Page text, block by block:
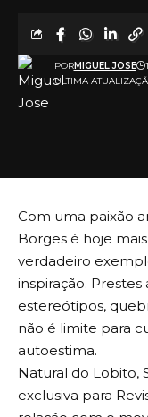
ULTIMA
PORMIGUEL JOSE
Com uma paixão
Borges é hoje
verdadeiro
inspiração.
estereótipos,
não é limite para
autoestima.
Natural do Lobito,
exclusiva para